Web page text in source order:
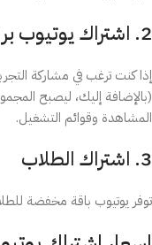
2. اشتراك يوتيوب بريميوم عائلي
إذا كنت ترغب في مشاركة
المشاهدة وقوائم التشغيل.
3. اشتراك الطلاب
توفر يوتيوب باقة مخفضة